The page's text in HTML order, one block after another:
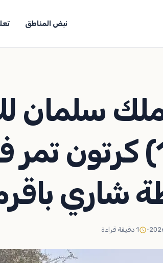
نبض المناطق
سلمان
(1.683) كرتون
شاري
• 1 دقيقة قراءة